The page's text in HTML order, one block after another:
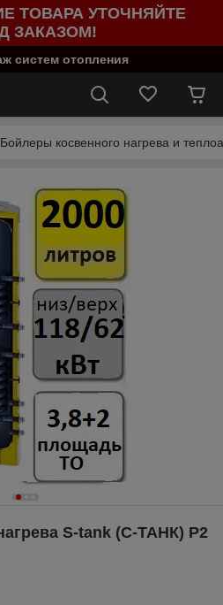
ТОВАРА УТОЧНЯЙТЕ
ЗАКАЗОМ!
систем отопления
Бойлеры косвенного нагрева и
S-tank (С-ТАНК) P2